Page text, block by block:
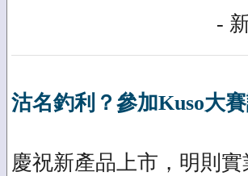
-
沽名釣利？參加Kuso大
慶祝新產品上市，明則